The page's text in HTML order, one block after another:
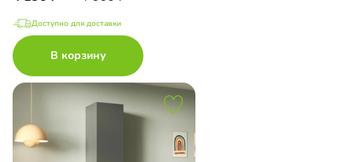
Доступно для доставки
В корзину